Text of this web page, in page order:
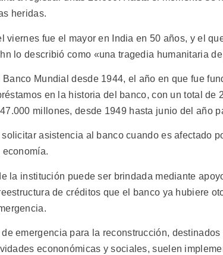
heridas.
viernes fue el mayor en India en 50 años, y el
lo describió como «una tragedia humanitaria
Banco Mundial desde 1944, el año en que fue
en la historia del banco, con un total de
millones, desde 1949 hasta junio del año
asistencia al banco cuando es afectado
economía.
la institución puede ser brindada mediante
de créditos que el banco ya hubiere
de emergencia para la reconstrucción,
econonómicas y sociales, suelen